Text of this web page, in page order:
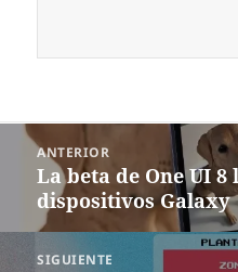
Navegación
entradas
ANTERIOR
Entrada
anterior:
La beta de One UI 8
dispositivos Galaxy
SIGUIENTE